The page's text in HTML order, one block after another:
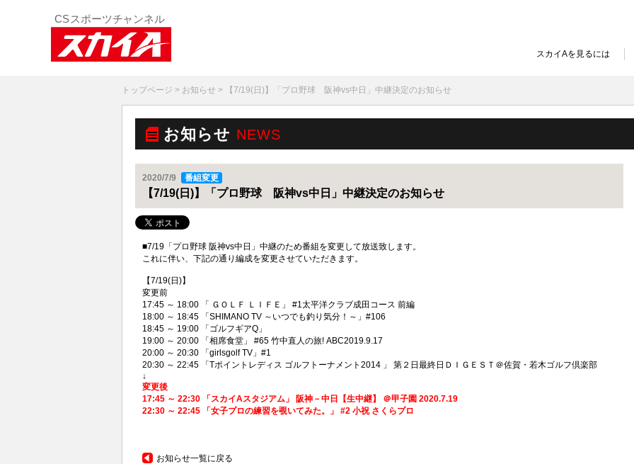
スカイAを見るには
トップページ > お知らせ > 【7/19(日)】「プロ野球 阪神vs中日」中継決定のお知らせ
お知らせ NEWS
2020/7/9 番組変更
【7/19(日)】「プロ野球 阪神vs中日」中継決定のお知らせ
■7/19「プロ野球 阪神vs中日」中継のため番組を変更して放送致します。
これに伴い、下記の通り編成を変更させていただきます。
【7/19(日)】
変更前
17:45 ～ 18:00 「 ＧＯＬＦ ＬＩＦＥ」 #1太平洋クラブ成田コース 前編
18:00 ～ 18:45 「SHIMANO TV ～いつでも釣り気分！～」#106
18:45 ～ 19:00 「ゴルフギアQ」
19:00 ～ 20:00 「相席食堂」 #65 竹中直人の旅! ABC2019.9.17
20:00 ～ 20:30 「girlsgolf TV」#1
20:30 ～ 22:45 「Tポイントレディス ゴルフトーナメント2014 」 第２日最終日ＤＩＧＥＳＴ＠佐賀・若木ゴルフ倶楽部
↓
変更後
17:45 ～ 22:30 「スカイAスタジアム」 阪神－中日【生中継】 ＠甲子園 2020.7.19
22:30 ～ 22:45 「女子プロの練習を覗いてみた。」 #2 小祝 さくらプロ
お知らせ一覧に戻る